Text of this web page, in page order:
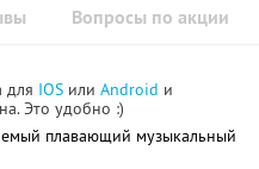
Вопросы по акции
для IOS или Android и
Это удобно :)
плавающий музыкальный